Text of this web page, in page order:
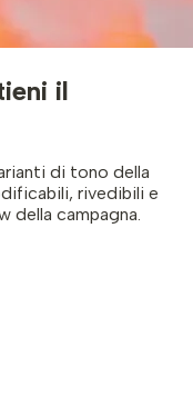
il
di tono della
rivedibili e
della campagna.